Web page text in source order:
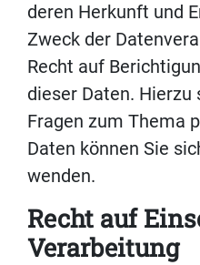
deren Herkunft und
Zweck der
Recht auf
dieser Daten.
Fragen zum Thema
Daten können Sie
wenden.
Recht auf
Verarbeitung